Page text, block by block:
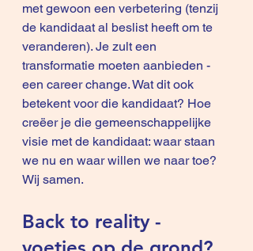
met gewoon een verbetering (tenzij
de kandidaat al beslist heeft om te
veranderen). Je zult een
transformatie moeten aanbieden -
een career change. Wat dit ook
betekent voor die kandidaat? Hoe
creëer je die gemeenschappelijke
visie met de kandidaat: waar staan
we nu en waar willen we naar toe?
Wij samen.
Back to reality -